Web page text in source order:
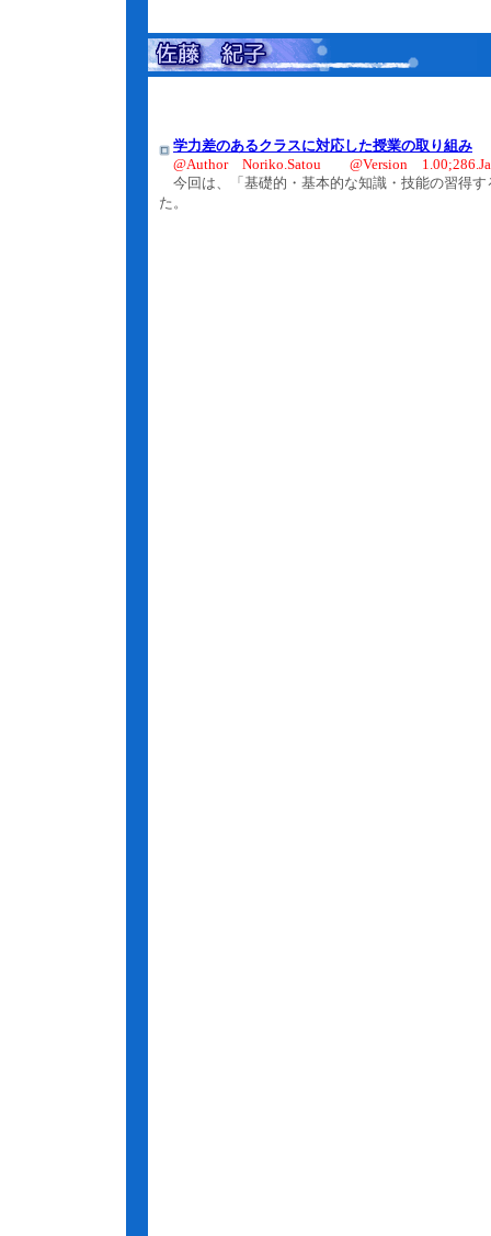
学力差のあるクラスに対応した授業の取り組み
@Author Noriko.Satou @Version
今回は、「基礎的・基本的な知識・技能の習得
た。